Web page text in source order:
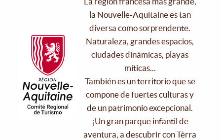
la Nouvelle-Aquitaine es tan
diversa como sorprendente.
Naturaleza, grandes espacios,
ciudades dinámicas, playas
míticas...
También es un territorio que se
compone de fuertes culturas y
de un patrimonio excepcional.
¡Un gran parque infantil de
aventura, a descubrir con Tèrra